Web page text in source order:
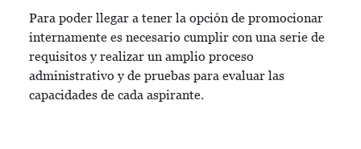
Para poder llegar a tener la opción de promocionar
internamente es necesario cumplir con una serie de
requisitos y realizar un amplio proceso
administrativo y de pruebas para evaluar las
capacidades de cada aspirante.